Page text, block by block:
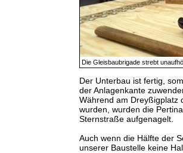
Die Gleisbaubrigade strebt
Der Unterbau ist fertig,
der Anlagenkante
Während am Dreyßigplatz
wurden, wurden die
Sternstraße aufgenagelt.
Auch wenn die Hälfte der
unserer Baustelle keine